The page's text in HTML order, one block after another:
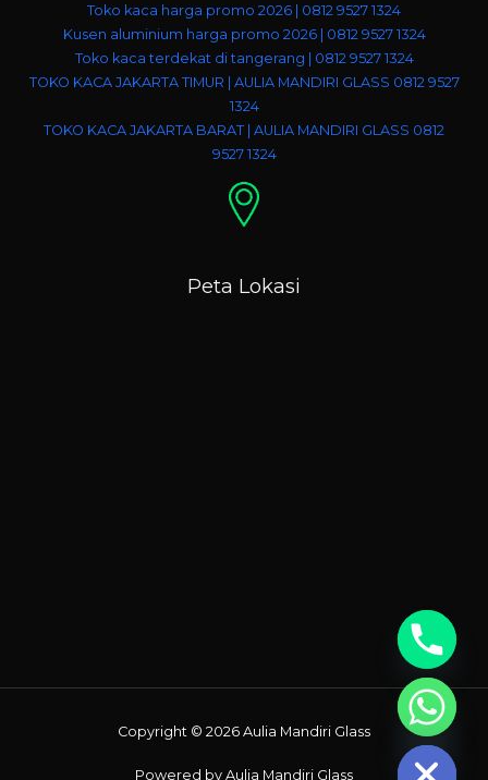
Toko kaca harga promo 2026 | 0812 9527 1324
Kusen aluminium harga promo 2026 | 0812 9527 1324
Toko kaca terdekat di tangerang | 0812 9527 1324
TOKO KACA JAKARTA TIMUR | AULIA MANDIRI GLASS 0812 9527
1324
TOKO KACA JAKARTA BARAT | AULIA MANDIRI GLASS 0812
9527 1324
Peta Lokasi
Copyright © 2026 Aulia Mandiri Glass
Powered by Aulia Mandiri Glass
Hide
Chaty